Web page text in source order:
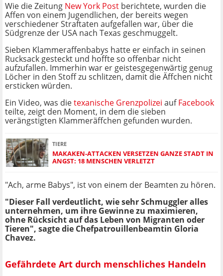
Wie die Zeitung New York Post berichtete, wurden die
Affen von einem Jugendlichen, der bereits wegen
verschiedener Straftaten aufgefallen war, über die
Südgrenze der USA nach Texas geschmuggelt.
Sieben Klammeraffenbabys hatte er einfach in seinen
Rucksack gesteckt und hoffte so offenbar nicht
aufzufallen. Immerhin war er geistesgegenwärtig genug
Löcher in den Stoff zu schlitzen, damit die Äffchen nicht
ersticken würden.
Ein Video, was dietexanische Grenzpolizei aufFacebook
teilte, zeigt den Moment, in dem die sieben
verängstigten Klammeräffchen gefunden wurden.
TIERE
MAKAKEN-ATTACKEN VERSETZEN GANZE STADT IN
ANGST: 18 MENSCHEN VERLETZT
"Ach, arme Babys", ist von einem der Beamten zu hören.
"Dieser Fall verdeutlicht, wie sehr Schmuggler alles
unternehmen, um ihre Gewinne zu maximieren,
ohne Rücksicht auf das Leben von Migranten oder
Tieren", sagte die Chefpatrouillenbeamtin Gloria
Chavez.
Gefährdete Art durch menschliches Handeln